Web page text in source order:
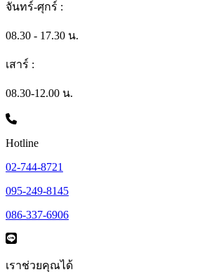
จันทร์-ศุกร์ :
08.30 - 17.30 น.
เสาร์ :
08.30-12.00 น.
Hotline
02-744-8721
095-249-8145
086-337-6906
เราช่วยคุณได้